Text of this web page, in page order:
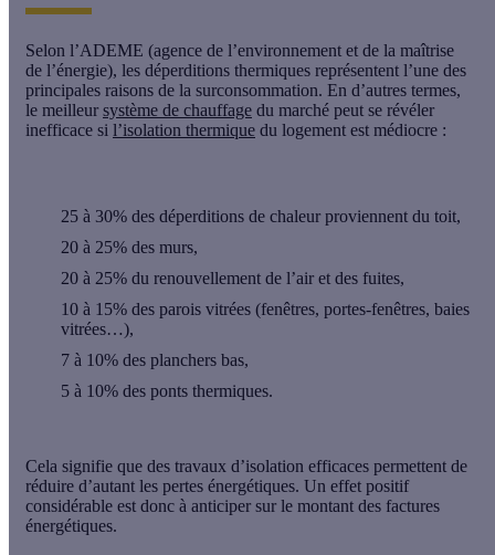
Selon l’ADEME (agence de l’environnement et de la maîtrise
de l’énergie), les déperditions thermiques représentent l’une des
principales raisons de la surconsommation. En d’autres termes,
le meilleur système de chauffage du marché peut se révéler
inefficace si l’isolation thermique du logement est médiocre :
25 à 30% des déperditions de chaleur proviennent du toit,
20 à 25% des murs,
20 à 25% du renouvellement de l’air et des fuites,
10 à 15% des parois vitrées (fenêtres, portes-fenêtres, baies
vitrées…),
7 à 10% des planchers bas,
5 à 10% des ponts thermiques.
Cela signifie que des travaux d’isolation efficaces permettent de
réduire d’autant les pertes énergétiques. Un effet positif
considérable est donc à anticiper sur le montant des factures
énergétiques.